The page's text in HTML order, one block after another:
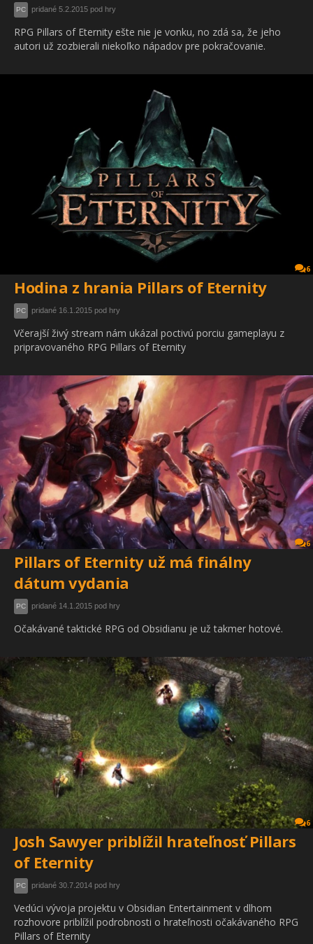
PC pridané 5.2.2015 pod hry
RPG Pillars of Eternity ešte nie je vonku, no zdá sa, že jeho
autori už zozbierali niekoľko nápadov pre pokračovanie.
6
Hodina z hrania Pillars of Eternity
PC pridané 16.1.2015 pod hry
Včerajší živý stream nám ukázal poctivú porciu gameplayu z
pripravovaného RPG Pillars of Eternity
6
Pillars of Eternity už má finálny
dátum vydania
PC pridané 14.1.2015 pod hry
Očakávané taktické RPG od Obsidianu je už takmer hotové.
6
Josh Sawyer priblížil hrateľnosť Pillars
of Eternity
PC pridané 30.7.2014 pod hry
Vedúci vývoja projektu v Obsidian Entertainment v dlhom
rozhovore priblížil podrobnosti o hrateľnosti očakávaného RPG
Pillars of Eternity